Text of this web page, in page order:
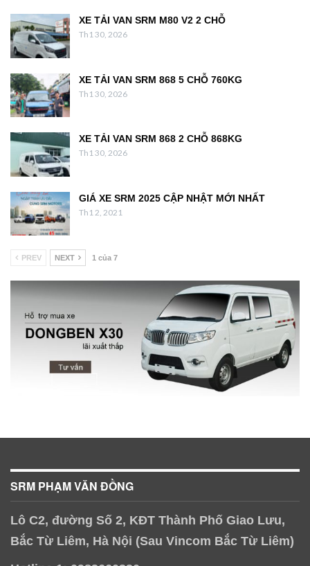
XE TẢI VAN SRM M80 V2 2 CHỖ
Th1 30, 2026
XE TẢI VAN SRM 868 5 CHỖ 760KG
Th1 30, 2026
XE TẢI VAN SRM 868 2 CHỖ 868KG
Th1 30, 2026
GIÁ XE SRM 2025 CẬP NHẬT MỚI NHẤT
Th1 2, 2021
PREV NEXT 1 của 7
SRM PHẠM VĂN ĐỒNG
Lô C2, đường Số 2, KĐT Thành Phố Giao Lưu,
Bắc Từ Liêm, Hà Nội (Sau Vincom Bắc Từ Liêm)